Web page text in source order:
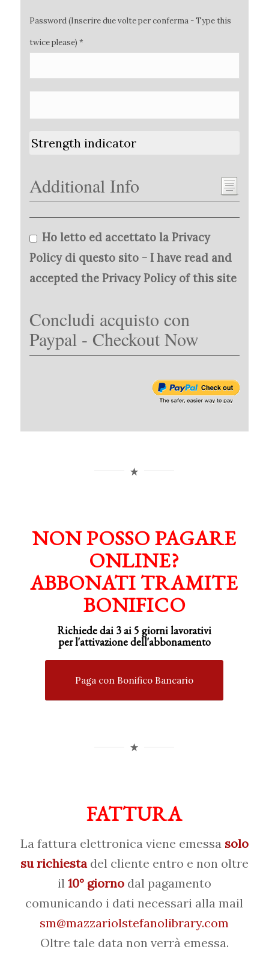
Password (Inserire due volte per conferma - Type this
twice please) *
Strength indicator
Additional Info
Ho letto ed accettato la Privacy
Policy di questo sito - I have read and
accepted the Privacy Policy of this site
Concludi acquisto con
Paypal - Checkout Now
NON POSSO PAGARE
ONLINE?
ABBONATI TRAMITE
BONIFICO
Richiede dai 3 ai 5 giorni lavorativi
perl'attivazionedell'abbonamento
Paga con Bonifico Bancario
FATTURA
La fattura elettronica viene emessasolo
su richiestadel cliente entro e non oltre
il 10° giornodal pagamento
comunicando i dati necessari alla mail
sm@mazzariolstefanolibrary.com
Oltre tale data non verrà emessa.